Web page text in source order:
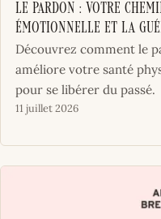
Le Pardon : Votre
Émotionnelle et la
Découvrez comment le
améliore votre santé
pour se libérer du passé.
11 juillet 2026